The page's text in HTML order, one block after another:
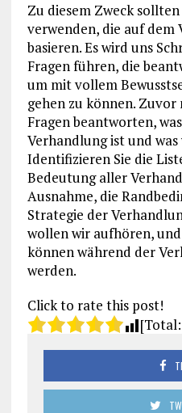
Zu diesem Zweck
verwenden, die auf
basieren. Es wird uns
Fragen führen, die
um mit vollem
gehen zu können. Zuvor
Fragen beantworten,
Verhandlung ist und
Identifizieren Sie die
Bedeutung aller
Ausnahme, die
Strategie der
wollen wir aufhören,
können während der
werden.
Click to rate this post!
[Total: